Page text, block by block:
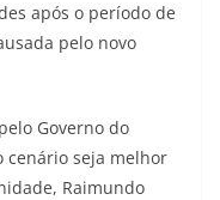
após o período de
pelo novo
Governo do
cenário seja melhor
Raimundo